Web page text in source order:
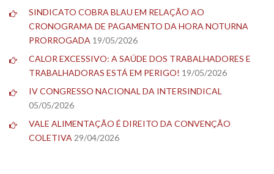
SINDICATO COBRA BLAU EM RELAÇÃO AO
CRONOGRAMA DE PAGAMENTO DA HORA NOTURNA
PRORROGADA 19/05/2026
CALOR EXCESSIVO: A SAÚDE DOS TRABALHADORES E
TRABALHADORAS ESTÁ EM PERIGO! 19/05/2026
IV CONGRESSO NACIONAL DA INTERSINDICAL
05/05/2026
VALE ALIMENTAÇÃO É DIREITO DA CONVENÇÃO
COLETIVA 29/04/2026